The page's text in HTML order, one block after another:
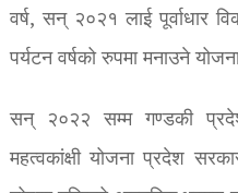
वर्ष, सन् २०२१ लाई पूर्वाधार
पर्यटन वर्षको रुपमा मनाउने
सन् २०२२ सम्म गण्डकी
महत्वकांक्षी योजना प्रदेश